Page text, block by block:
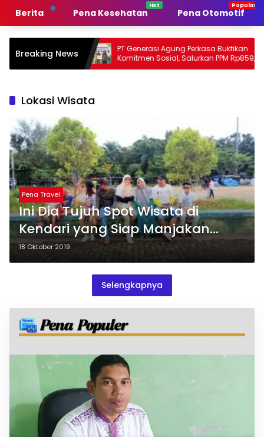
Berita Pena Kesehatan Pena Otomotif
Breaking NewsPT Generasi Agung Perkasa Buktikan
Komitmen Sosial, Salurkan PPM Rp859,4
Juta untuk Masyarakat Lingkar
Lokasi Wisata
Pena Travel
Ini Dia Tujuh Spot Wisata di
Kendari yang Siap Manjakan
Wisatawan
18 Oktober 2019
Selengkapnya